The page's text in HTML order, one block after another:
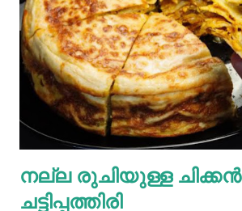
നല്ല രുചിയുള്ള ചിക്കൻ
ചട്ടിപ്പത്തിരി